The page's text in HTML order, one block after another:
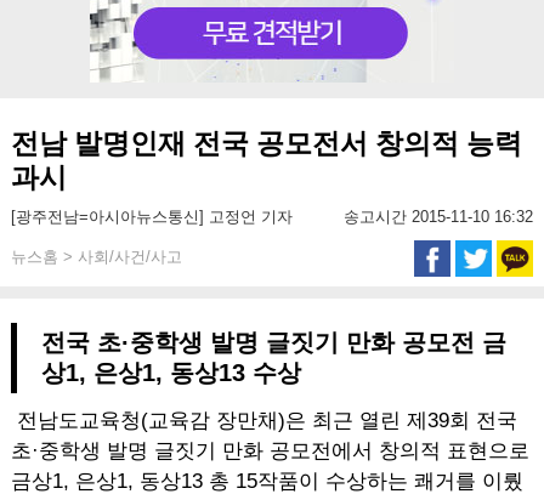
전남 발명인재 전국 공모전서 창의적 능력
과시
[광주전남=아시아뉴스통신] 고정언 기자 송고시간 2015-11-10 16:32
뉴스홈 > 사회/사건/사고
전국 초·중학생 발명 글짓기 만화 공모전 금
상1, 은상1, 동상13 수상
전남도교육청(교육감 장만채)은 최근 열린 제39회 전국
초·중학생 발명 글짓기 만화 공모전에서 창의적 표현으로
금상1, 은상1, 동상13 총 15작품이 수상하는 쾌거를 이뤘